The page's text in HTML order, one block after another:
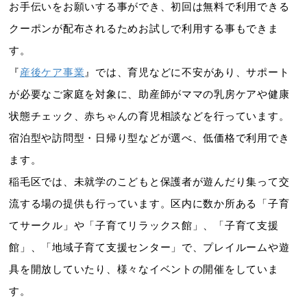
お手伝いをお願いする事ができ、初回は無料で利用できる
クーポンが配布されるためお試しで利用する事もできま
す。
『産後ケア事業 』では、育児などに不安があり、サポート
が必要なご家庭を対象に、助産師がママの乳房ケアや健康
状態チェック、赤ちゃんの育児相談などを行っています。
宿泊型や訪問型・日帰り型などが選べ、低価格で利用でき
ます。
稲毛区では、未就学のこどもと保護者が遊んだり集って交
流する場の提供も行っています。区内に数か所ある「子育
てサークル」や「子育てリラックス館」、「子育て支援
館」、「地域子育て支援センター」で、プレイルームや遊
具を開放していたり、様々なイベントの開催をしていま
す。